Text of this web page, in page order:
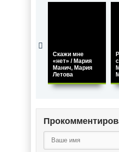
Скажи мне
«нет» / Мария
Манич, Мария
Летова